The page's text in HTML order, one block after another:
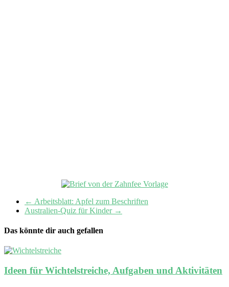
← Arbeitsblatt: Apfel zum Beschriften
Australien-Quiz für Kinder →
Das könnte dir auch gefallen
Ideen für Wichtelstreiche, Aufgaben und Aktivitäten